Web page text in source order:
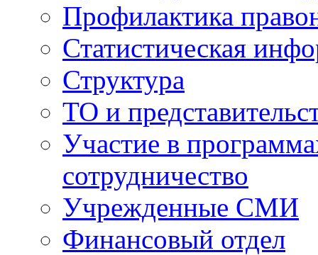
Профилактика
Статистическая
Структура
ТО и
Участие в
сотрудничество
Учрежденные СМИ
Финансовый отдел